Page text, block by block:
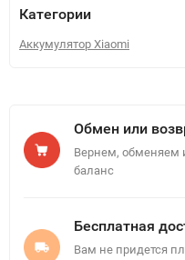
Категории
Аккумулятор Xiaomi
Обмен или
Вернем, обменяем
баланс
Бесплатная
Вам не придется